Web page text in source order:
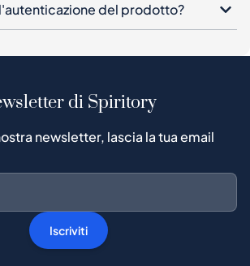
del prodotto?
di Spiritory
newsletter, lascia la tua email
Iscriviti